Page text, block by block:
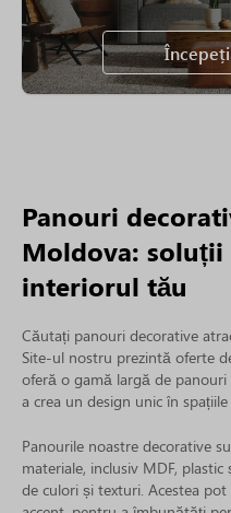
Panouri
Moldova:
interiorul tău
Căutați panouri decorative
Site-ul nostru prezintă oferte
oferă o gamă largă de
a crea un design unic în spațiile
Panourile noastre decorative
materiale, inclusiv MDF,
de culori și texturi. Acestea